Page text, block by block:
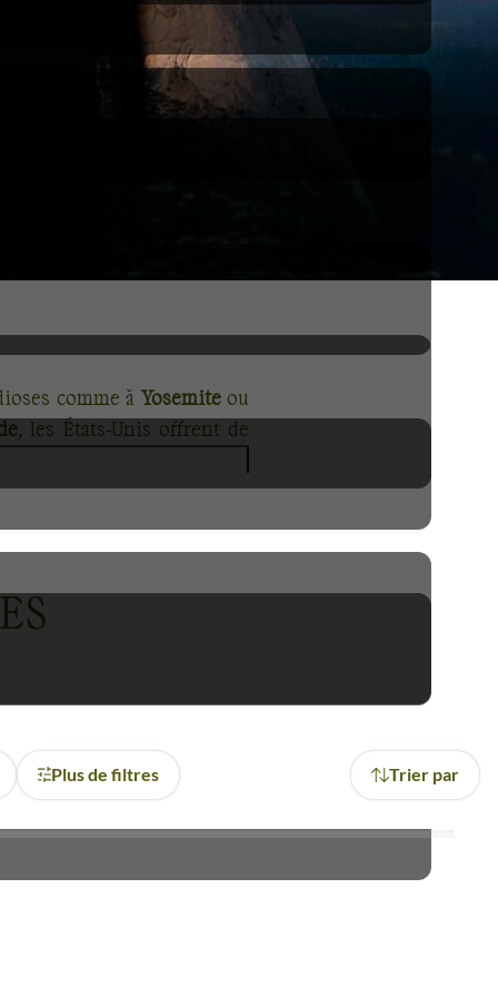
comme àYosemite ou
, les États-Unis offrent de
entendu des contrastes
. Les contemplatifs
et les vastes
la traditionnelleBoston
à
Rocheuses et les
Plus de filtres Trier par